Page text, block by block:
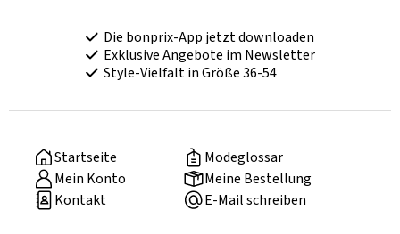
Die bonprix-App jetzt downloaden
Exklusive Angebote im Newsletter
Style-Vielfalt in Größe 36-54
Startseite
Modeglossar
Mein Konto
Meine Bestellung
Kontakt
E-Mail schreiben